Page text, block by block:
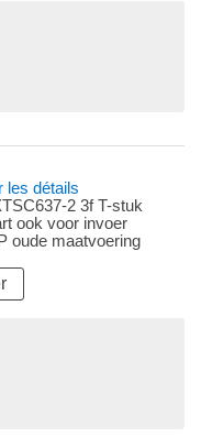
les détails
2 3f T-stuk
ook voor invoer
oude maatvoering